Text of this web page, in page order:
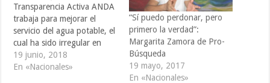
Transparencia Activa ANDA
trabaja para mejorar el
servicio del agua potable, el
cual ha sido irregular en
varios puntos del país. El
presidente de la
19 junio, 2018
En «Nacionales»
“Sí puedo perdonar, pero
primero la verdad”:
Margarita Zamora de Pro-
Búsqueda
19 mayo, 2017
En «Nacionales»